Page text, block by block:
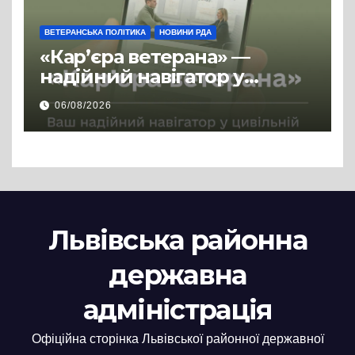
ВЕТЕРАНСЬКА ПОЛІТИКА НОВИНИ РДА
«Кар’єра ветерана» —
надійний навігатор у
цивільній професії
06/08/2026
Львівська районна
державна
адміністрація
Офіційна сторінка Львівської районної державної